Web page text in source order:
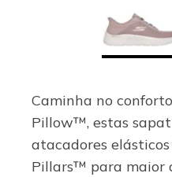
Caminha no
Pillow™, estas
atacadores
Pillars™ para maior